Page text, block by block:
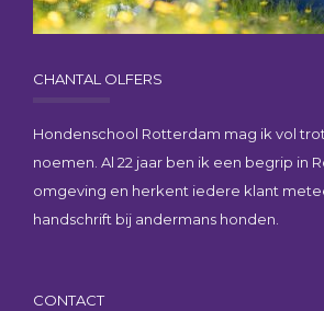
CHANTAL OLFERS
Hondenschool Rotterdam mag ik vol
noemen. Al 22 jaar ben ik een begrip in
omgeving en herkent iedere klant
handschrift bij andermans honden.
CONTACT